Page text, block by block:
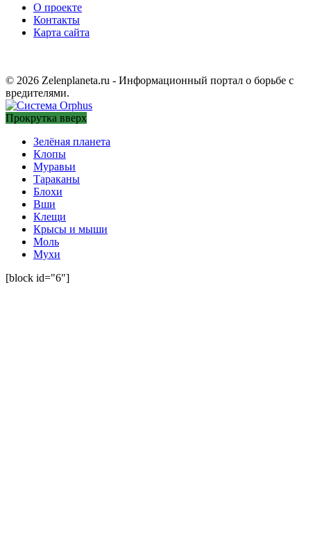
О проекте
Контакты
Карта сайта
© 2026 Zelenplaneta.ru - Информационный портал о борьбе с
вредителями.
Прокрутка вверх
Зелёная планета
Клопы
Муравьи
Тараканы
Блохи
Вши
Клещи
Крысы и мыши
Моль
Мухи
[block id="6"]